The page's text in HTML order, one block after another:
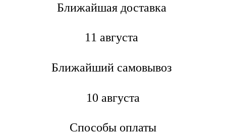
Ближайшая доставкa
11 августа
Ближайший самовывоз
10 августа
Способы оплаты